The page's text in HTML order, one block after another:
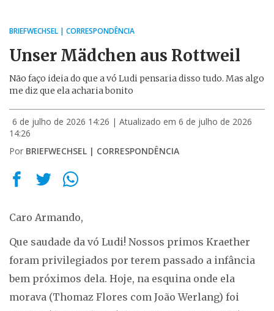
BRIEFWECHSEL | CORRESPONDÊNCIA
Unser Mädchen aus Rottweil
Não faço ideia do que a vó Ludi pensaria disso tudo. Mas algo
me diz que ela acharia bonito
6 de julho de 2026 14:26 | Atualizado em 6 de julho de 2026
14:26
Por BRIEFWECHSEL | CORRESPONDÊNCIA
Caro Armando,
Que saudade da vó Ludi! Nossos primos Kraether
foram privilegiados por terem passado a infância
bem próximos dela. Hoje, na esquina onde ela
morava (Thomaz Flores com João Werlang) foi